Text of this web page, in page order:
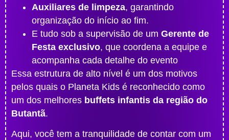
Auxiliares de limpeza, garantindo
organização do início ao fim.
E tudo sob a supervisão de um Gerente de
Festa exclusivo, que coordena a equipe e
acompanha cada detalhe do evento
Essa estrutura de alto nível é um dos motivos
pelos quais o Planeta Kids é reconhecido como
um dos melhores buffets infantis da região do
Butantã.
Aqui, você tem a tranquilidade de contar com um